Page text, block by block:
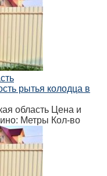
рытья колодца в
область Цена и
Метры Кол-во